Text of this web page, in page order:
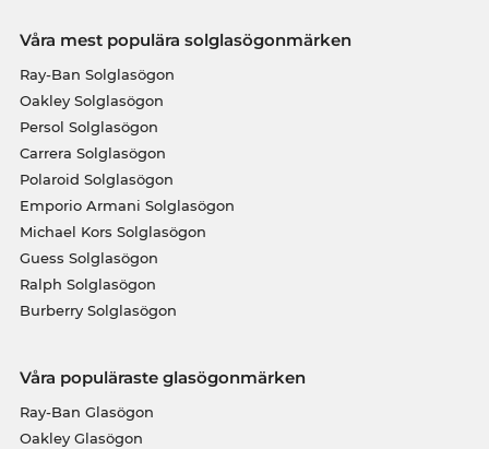
Våra mest populära solglasögonmärken
Ray-Ban Solglasögon
Oakley Solglasögon
Persol Solglasögon
Carrera Solglasögon
Polaroid Solglasögon
Emporio Armani Solglasögon
Michael Kors Solglasögon
Guess Solglasögon
Ralph Solglasögon
Burberry Solglasögon
Våra populäraste glasögonmärken
Ray-Ban Glasögon
Oakley Glasögon